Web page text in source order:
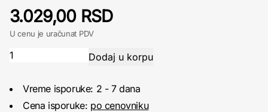
3.029,00 RSD
U cenu je uračunat PDV
Vreme isporuke: 2 - 7 dana
Cena isporuke: po cenovniku